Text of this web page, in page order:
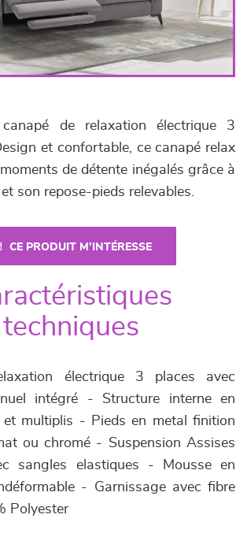
de relaxation électrique 3
et confortable, ce canapé relax
de détente inégalés grâce à
son repose-pieds relevables.
CE PRODUIT M'INTÉRESSE
techniques
électrique 3 places avec
intégré - Structure interne en
et multiplis - Pieds en metal finition
ou chromé - Suspension Assises
sangles elastiques - Mousse en
- Garnissage avec fibre
Polyester